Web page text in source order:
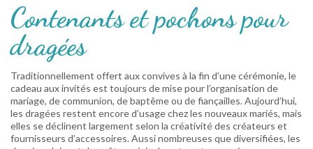
Contenants et pochons pour
dragées
Traditionnellement offert aux convives à la fin d’une cérémonie, le
cadeau aux invités est toujours de mise pour l’organisation de
mariage, de communion, de baptême ou de fiançailles. Aujourd’hui,
les dragées restent encore d’usage chez les nouveaux mariés, mais
elles se déclinent largement selon la créativité des créateurs et
fournisseurs d’accessoires. Aussi nombreuses que diversifiées, les